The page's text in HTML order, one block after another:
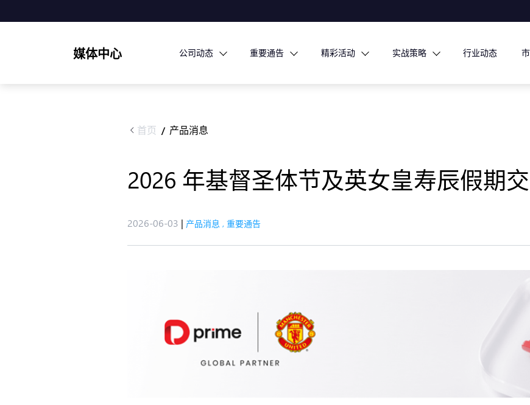
媒体中心 公司动态 重要通告 精彩活动 实战策略 行业动态
首页 / 产品消息
2026 年基督圣体节及英女皇寿辰假期
2026-06-03 | 产品消息 , 重要通告